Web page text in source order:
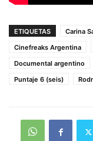
ETIQUETAS Carina
Cinefreaks Argentina
Documental argentino
Puntaje 6 (seis)